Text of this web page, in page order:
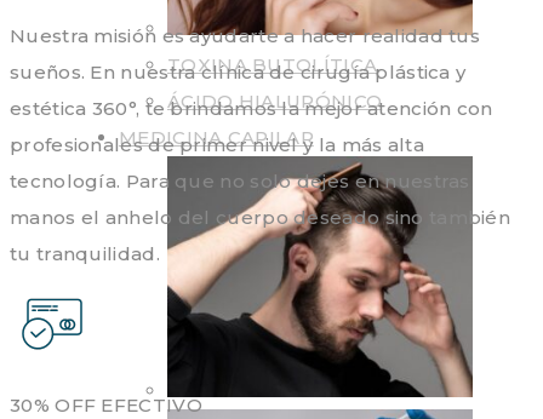
TOXINA BUTOLÍTICA
ÁCIDO HIALURÓNICO
MEDICINA CAPILAR
Nuestra misión es ayudarte a hacer realidad tus
sueños. En nuestra clínica de cirugía plástica y
estética 360°, te brindamos la mejor atención con
profesionales de primer nivel y la más alta
tecnología. Para que no solo dejes en nuestras
manos el anhelo del cuerpo deseado sino también
tu tranquilidad.
30% OFF EFECTIVO